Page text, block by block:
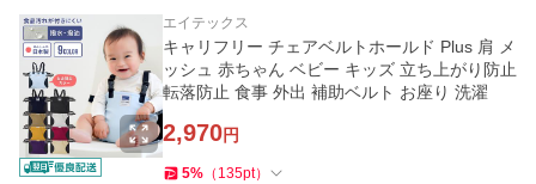
エイテックス
キャリフリー チェアベルトホールド Plus 肩 メ
ッシュ 赤ちゃん ベビー キッズ 立ち上がり防止
転落防止 食事 外出 補助ベルト お座り 洗濯
2,970円
5% （ 135pt）